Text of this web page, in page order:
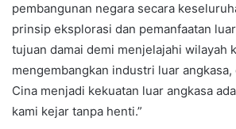
pembangunan negara secara
prinsip eksplorasi dan pemanfaatan
tujuan damai demi menjelajahi wilayah
mengembangkan industri luar angkasa,
Cina menjadi kekuatan luar angkasa
kami kejar tanpa henti.”